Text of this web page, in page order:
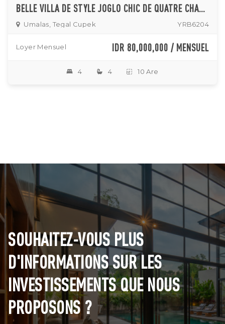
BELLE VILLA DE STYLE JOGLO CHIC DE QUATRE CHAMBRES À UMALAS
Umalas, Tegal Cupek YRB6204
Loyer Mensuel IDR 80,000,000 / MENSUEL
4 4 10 Are
SOUHAITEZ-VOUS PLUS
D'INFORMATIONS SUR LES
INVESTISSEMENTS QUE NOUS
PROPOSONS ?